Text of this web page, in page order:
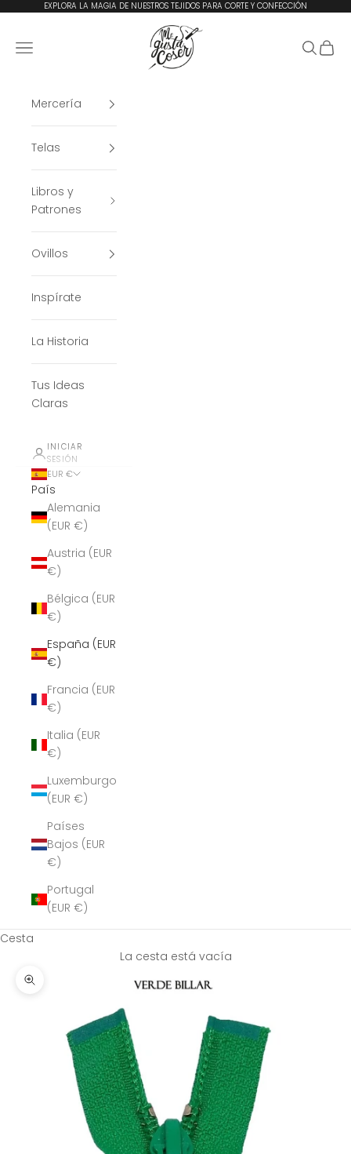
Ir al contenidoEXPLORA LA MAGIA DE NUESTROS TEJIDOS PARA CORTE Y CONFECCIÓN
Me Gusta Coser
Menú
Buscar
Cesta
Mercería
Telas
Libros y
Patrones
Ovillos
Inspírate
La Historia
Tus Ideas
Claras
INICIAR
SESIÓN
EUR €
País
Alemania
(EUR €)
Austria (EUR
€)
Bélgica (EUR
€)
España (EUR
€)
Francia (EUR
€)
Italia (EUR
€)
Luxemburgo
(EUR €)
Países
Bajos (EUR
€)
Portugal
(EUR €)
Cesta
La cesta está vacía
Zoom